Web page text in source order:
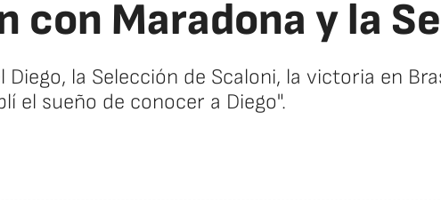
con Maradona y la
la Selección de Scaloni, la victoria en
el sueño de conocer a Diego".